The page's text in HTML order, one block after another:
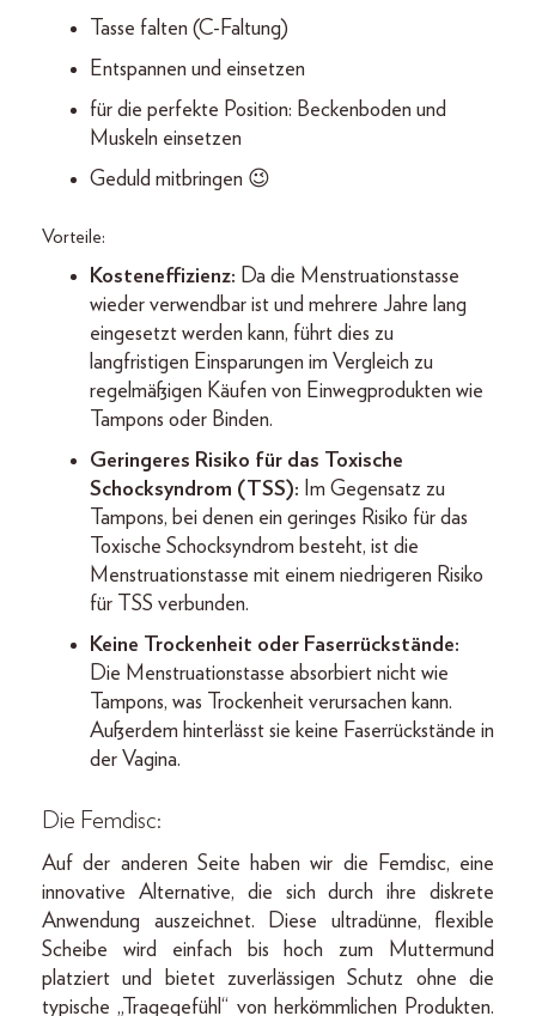
Tasse falten (C-Faltung)
Entspannen und einsetzen
für die perfekte Position: Beckenboden und
Muskeln einsetzen
Geduld mitbringen 😉
Vorteile:
Kosteneffizienz: Da die Menstruationstasse
wieder verwendbar ist und mehrere Jahre lang
eingesetzt werden kann, führt dies zu
langfristigen Einsparungen im Vergleich zu
regelmäßigen Käufen von Einwegprodukten wie
Tampons oder Binden.
Geringeres Risiko für das Toxische
Schocksyndrom (TSS): Im Gegensatz zu
Tampons, bei denen ein geringes Risiko für das
Toxische Schocksyndrom besteht, ist die
Menstruationstasse mit einem niedrigeren Risiko
für TSS verbunden.
Keine Trockenheit oder Faserrückstände:
Die Menstruationstasse absorbiert nicht wie
Tampons, was Trockenheit verursachen kann.
Außerdem hinterlässt sie keine Faserrückstände in
der Vagina.
Die Femdisc:
Auf der anderen Seite haben wir die Femdisc, eine
innovative Alternative, die sich durch ihre diskrete
Anwendung auszeichnet. Diese ultradünne, flexible
Scheibe wird einfach bis hoch zum Muttermund
platziert und bietet zuverlässigen Schutz ohne die
typische „Tragegefühl“ von herkömmlichen Produkten.